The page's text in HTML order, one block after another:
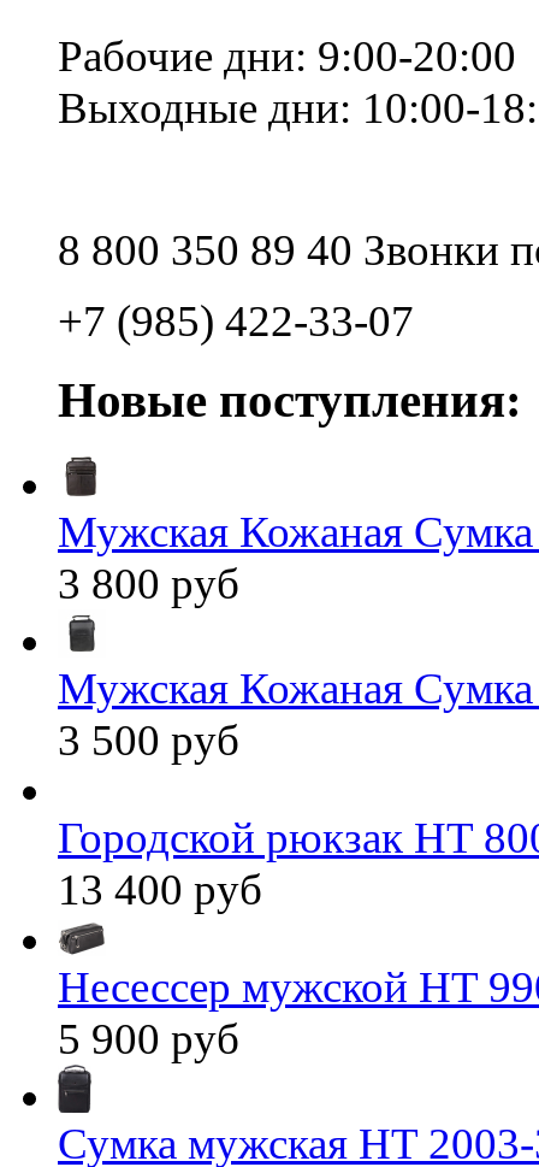
Рабочие дни: 9:00-20:00
Выходные дни: 10:00-
8 800 350 89 40 Звонки
+7 (985) 422-33-07
Новые поступления:
Мужская Кожаная
3 800 руб
Мужская Кожаная
3 500 руб
Городской рюкзак HT
13 400 руб
Несессер мужской HT
5 900 руб
Сумка мужская HT